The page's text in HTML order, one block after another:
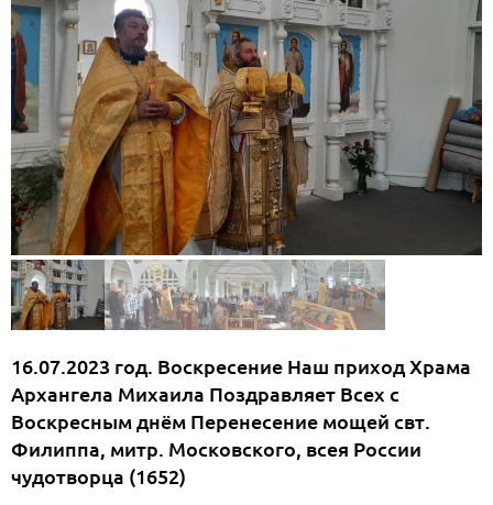
16.07.2023 год. Воскресение Наш приход Храма
Архангела Михаила Поздравляет Всех с
Воскресным днём Перенесение мощей свт.
Филиппа, митр. Московского, всея России
чудотворца (1652)